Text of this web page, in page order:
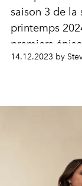
saison 3 de la
printemps
premiers
14.12.2023 by